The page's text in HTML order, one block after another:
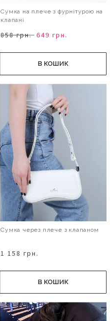
Сумка на плече з фурнітурою на
клапані
858 грн. 649 грн.
В КОШИК
Сумка через плече з клапаном
1 158 грн.
В КОШИК